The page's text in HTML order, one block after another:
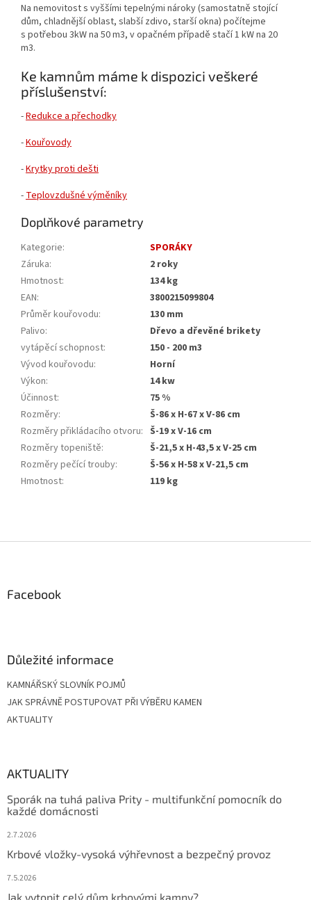
Na nemovitost s vyššími tepelnými nároky (samostatně stojící
dům, chladnější oblast, slabší zdivo, starší okna) počítejme
s potřebou 3kW na 50 m3, v opačném případě stačí 1 kW na 20
m3.
Ke kamnům máme k dispozici veškeré
příslušenství:
-Redukce a přechodky
-Kouřovody
-Krytky proti dešti
-Teplovzdušné výměníky
Doplňkové parametry
Kategorie:
SPORÁKY
Záruka:
2 roky
Hmotnost:
134 kg
EAN:
3800215099804
Průměr kouřovodu:
130 mm
Palivo:
Dřevo a dřevěné brikety
vytápěcí schopnost:
150 - 200 m3
Vývod kouřovodu:
Horní
Výkon:
14 kw
Účinnost:
75 %
Rozměry:
Š-86 x H-67 x V-86 cm
Rozměry přikládacího otvoru: Š-19 x V-16 cm
Rozměry topeniště:
Š-21,5 x H-43,5 x V-25 cm
Rozměry pečící trouby:
Š-56 x H-58 x V-21,5 cm
Hmotnost: 119 kg
Facebook
Důležité informace
KAMNÁŘSKÝ SLOVNÍK POJMŮ
JAK SPRÁVNĚ POSTUPOVAT PŘI VÝBĚRU KAMEN
AKTUALITY
AKTUALITY
Sporák na tuhá paliva Prity - multifunkční pomocník do
každé domácnosti
2.7.2026
Krbové vložky-vysoká výhřevnost a bezpečný provoz
7.5.2026
Jak vytopit celý dům krbovými kamny?